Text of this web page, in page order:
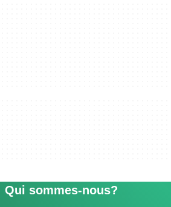
Qui sommes-nous?